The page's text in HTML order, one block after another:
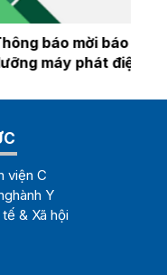
Thông báo mời báo
tháng 7 năm 2026
viện C
Y
& Xã hội